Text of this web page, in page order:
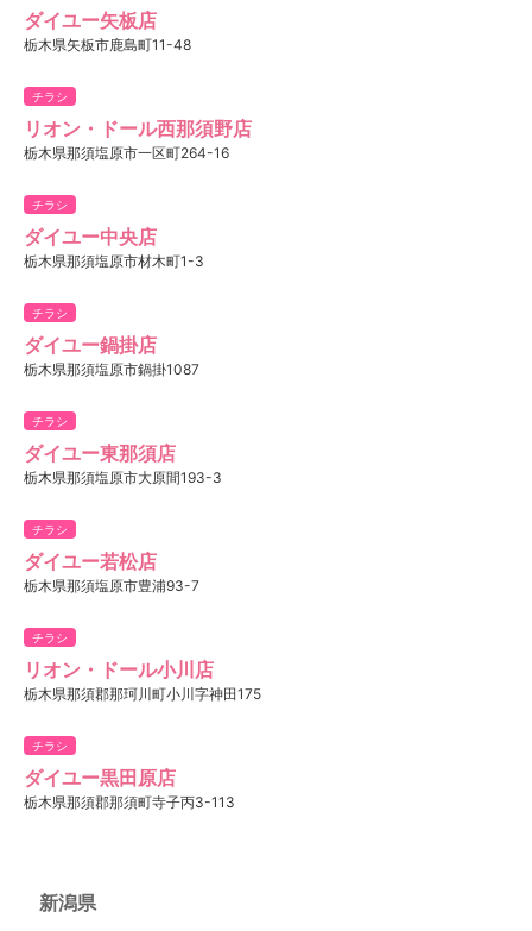
ダイユー矢板店​
栃木県矢板市鹿島町11-48
チラシ
リオン・ドール西那須野店
栃木県那須塩原市一区町264-16
チラシ
ダイユー中央店​
栃木県那須塩原市材木町1-3
チラシ
ダイユー鍋掛店​​
栃木県那須塩原市鍋掛1087
チラシ
ダイユー東那須店​​
栃木県那須塩原市大原間193-3
チラシ
ダイユー若松店​
栃木県那須塩原市豊浦93-7
チラシ
リオン・ドール小川店
栃木県那須郡那珂川町小川字神田175
チラシ
ダイユー黒田原店​
栃木県那須郡那須町寺子丙3-113
新潟県